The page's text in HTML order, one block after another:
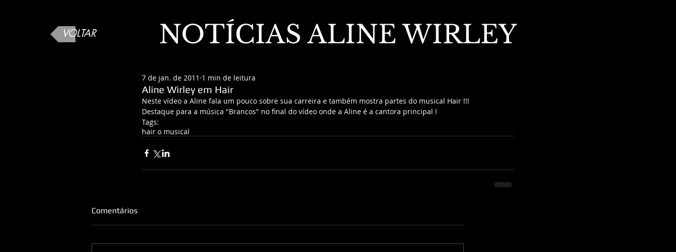
VOLTAR NOTÍCIAS ALINE WIRLEY
Aline Wirley em Hair
7 de jan. de 2011 1 min de leitura
Neste vídeo a Aline fala um pouco sobre sua carreira e também mostra partes do musical Hair !!!
Destaque para a música "Brancos" no final do vídeo onde a Aline é a cantora principal !
Tags:
hair o musical
Comentários